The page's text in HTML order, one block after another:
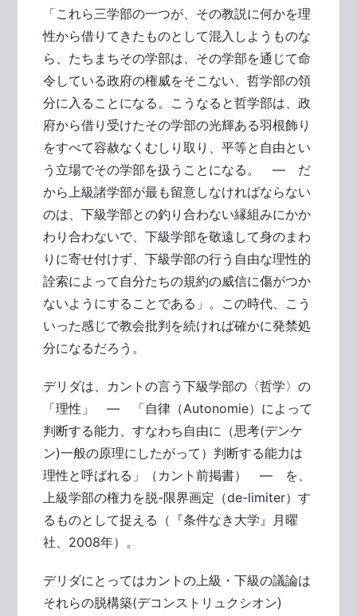
「これら三学部の一つが、その教説に何かを理
性から借りてきたものとして混入しようものな
ら、たちまちその学部は、その学部を通じて命
令している政府の権威をそこない、哲学部の領
分に入ることになる。こうなると哲学部は、政
府から借り受けたその学部の光輝ある羽根飾り
をすべて容赦なくむしり取り、平等と自由とい
う立場でその学部を扱うことになる。 ― だ
から上級諸学部が最も留意しなければならない
のは、下級学部との釣り合わない縁組みにかか
わり合わないで、下級学部を敬遠して身のまわ
りに寄せ付けず、下級学部の行う自由な理性的
詮索によって自分たちの規約の威信に傷がつか
ないようにすることである」。この時代、こう
いった感じで教会批判を続ければ確かに発禁処
分になるだろう。
デリダは、カントの言う下級学部の〈哲学〉の
「理性」 ― 「自律（Autonomie）によって
判断する能力、すなわち自由に（思考(デンケ
ン)一般の原理にしたがって）判断する能力は
理性と呼ばれる」（カント前掲書） ― を、
上級学部の権力を脱-限界画定（de-limiter）す
るものとして捉える（『条件なき大学』月曜
社、2008年）。
デリダにとってはカントの上級・下級の議論は
それらの脱構築(デコンストリュクシオン)